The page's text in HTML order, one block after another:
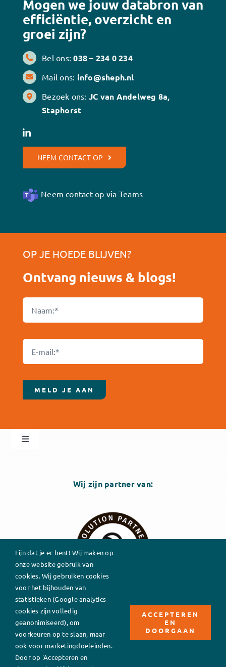
Mogen we jouw databron van
efficiëntie, overzicht en
groei zijn?
Bel ons:038 – 234 0 234
Mail ons: info@sheph.nl
Bezoek ons:JC van Andelweg 8a,
Staphorst
NEEM CONTACT OP
Neem contact op via Teams
OP JE HOEDE BLIJVEN?
Ontvang nieuws & blogs!
MELD JE AAN
Toggle
Wij zijn partner van:
Fijn dat je er bent! Wij maken op
onze website gebruik van
cookies. Wij gebruiken cookies
voor het bijhouden van
statistieken (Google analytics
cookies zijn volledig
geanonimiseerd), om
voorkeuren op te slaan, maar
ook voor marketingdoeleinden.
Door op 'Accepteren en
ACCEPTEREN
EN
DOORGAAN